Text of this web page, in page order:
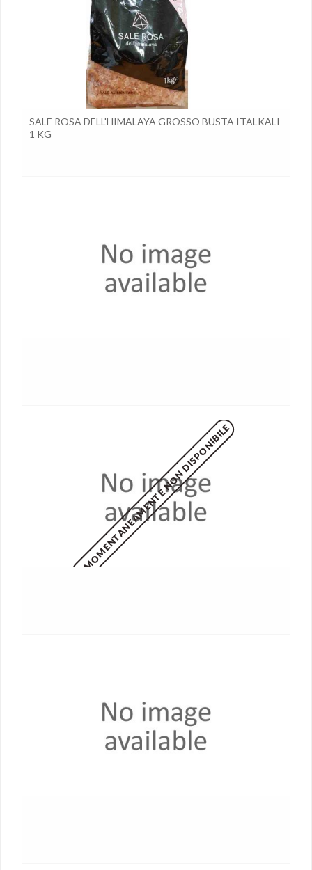
SALE ROSA DELL'HIMALAYA GROSSO BUSTA ITALKALI
1 KG
MOMENTANEAMENTE NON DISPONIBILE